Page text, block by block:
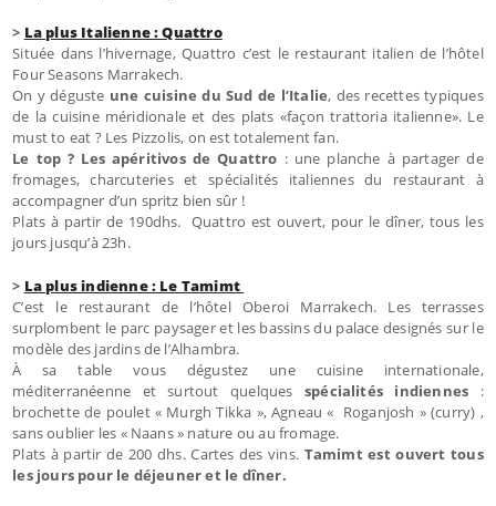
> La plus Italienne : Quattro
Située dans l’hivernage, Quattro c’est le restaurant italien de l’hôtel
Four Seasons Marrakech.
On y déguste une cuisine du Sud de l’Italie, des recettes typiques
de la cuisine méridionale et des plats «façon trattoria italienne». Le
must to eat ? Les Pizzolis, on est totalement fan.
Le top ? Les apéritivos de Quattro : une planche à partager de
fromages, charcuteries et spécialités italiennes du restaurant à
accompagner d’un spritz bien sûr !
Plats à partir de 190dhs. Quattro est ouvert, pour le dîner, tous les
jours jusqu’à 23h.
> La plus indienne : Le Tamimt
C’est le restaurant de l’hôtel Oberoi Marrakech. Les terrasses
surplombent le parc paysager et les bassins du palace designés sur le
modèle des jardins de l’Alhambra.
À sa table vous dégustez une cuisine internationale,
méditerranéenne et surtout quelques spécialités indiennes :
brochette de poulet « Murgh Tikka », Agneau « Roganjosh » (curry) ,
sans oublier les « Naans » nature ou au fromage.
Plats à partir de 200 dhs. Cartes des vins. Tamimt est ouvert tous
les jours pour le déjeuner et le dîner.